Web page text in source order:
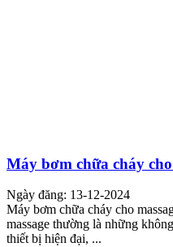
Máy bơm chữa cháy cho
Ngày đăng: 13-12-2024
Máy bơm chữa cháy cho
massage thường là những
thiết bị hiện đại, ...